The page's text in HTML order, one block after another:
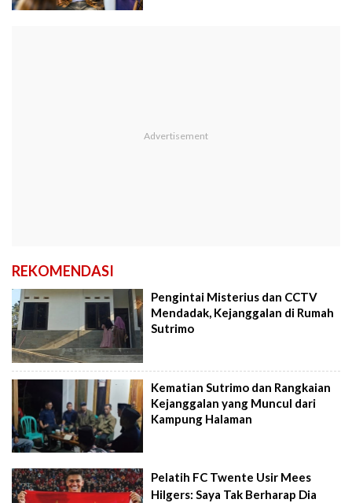
REKOMENDASI
Pengintai Misterius dan CCTV
Mendadak, Kejanggalan di Rumah
Sutrimo
Kematian Sutrimo dan Rangkaian
Kejanggalan yang Muncul dari
Kampung Halaman
Pelatih FC Twente Usir Mees
Hilgers: Saya Tak Berharap Dia